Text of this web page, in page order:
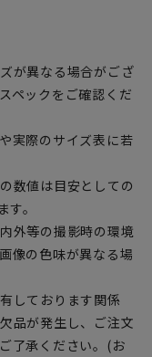
が異なる場合がござ
ペックをご確認くだ
実際のサイズ表に若
数値は目安としての
。
外等の撮影時の環境
像の色味が異なる場
しております関係
品が発生し、ご注文
了承ください。(お